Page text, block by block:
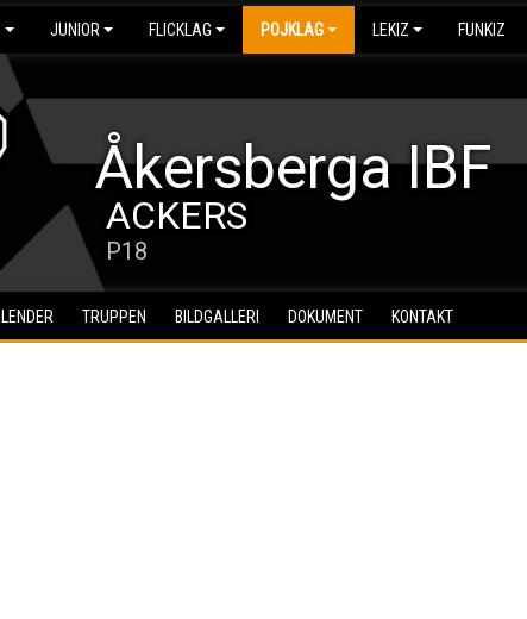
JUNIOR FLICKLAG POJKLAG LEKIZ FUNKIZ
Åkersberga IBF
ACKERS
P18
TRUPPEN BILDGALLERI DOKUMENT KONTAKT